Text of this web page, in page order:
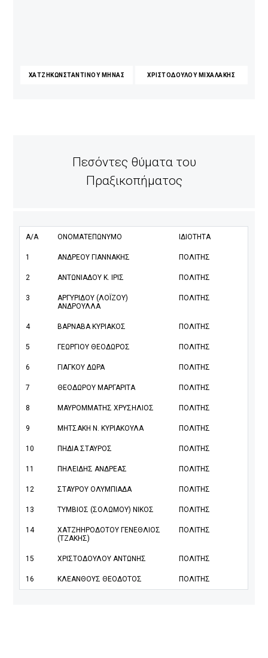
ΧΑΤΖΗΚΩΝΣΤΑΝΤΙΝΟΥ ΜΗΝΑΣ ΧΡΙΣΤΟΔΟΥΛΟΥ ΜΙΧΑΛΑΚΗΣ
Πεσόντες θύματα του
Πραξικοπήματος
Α/Α ΟΝΟΜΑΤΕΠΩΝΥΜΟ ΙΔΙΟΤΗΤΑ
1 ΑΝΔΡΕΟΥ ΓΙΑΝΝΑΚΗΣ ΠΟΛΙΤΗΣ
2 ΑΝΤΩΝΙΑΔΟΥ Κ. ΙΡΙΣ ΠΟΛΙΤΗΣ
3
ΑΡΓΥΡΙΔΟΥ (ΛΟΪΖΟΥ)
ΑΝΔΡΟΥΛΛΑ
ΠΟΛΙΤΗΣ
4 ΒΑΡΝΑΒΑ ΚΥΡΙΑΚΟΣ ΠΟΛΙΤΗΣ
5 ΓΕΩΡΓΙΟΥ ΘΕΟΔΩΡΟΣ ΠΟΛΙΤΗΣ
6 ΓΙΑΓΚΟΥ ΔΩΡΑ ΠΟΛΙΤΗΣ
7 ΘΕΟΔΩΡΟΥ ΜΑΡΓΑΡΙΤΑ ΠΟΛΙΤΗΣ
8 ΜΑΥΡΟΜΜΑΤΗΣ ΧΡΥΣΗΛΙΟΣ ΠΟΛΙΤΗΣ
9 ΜΗΤΣΑΚΗ Ν. ΚΥΡΙΑΚΟΥΛΑ ΠΟΛΙΤΗΣ
10 ΠΗΔΙΑ ΣΤΑΥΡΟΣ ΠΟΛΙΤΗΣ
11 ΠΗΛΕΙΔΗΣ ΑΝΔΡΕΑΣ ΠΟΛΙΤΗΣ
12 ΣΤΑΥΡΟΥ ΟΛΥΜΠΙΑΔΑ ΠΟΛΙΤΗΣ
13 ΤΥΜΒΙΟΣ (ΣΟΛΩΜΟΥ) ΝΙΚΟΣ ΠΟΛΙΤΗΣ
14
ΧΑΤΖΗΗΡΟΔΟΤΟΥ ΓΕΝΕΘΛΙΟΣ
(ΤΖΑΚΗΣ)
ΠΟΛΙΤΗΣ
15 ΧΡΙΣΤΟΔΟΥΛΟΥ ΑΝΤΩΝΗΣ ΠΟΛΙΤΗΣ
16 ΚΛΕΑΝΘΟΥΣ ΘΕΟΔΟΤΟΣ ΠΟΛΙΤΗΣ